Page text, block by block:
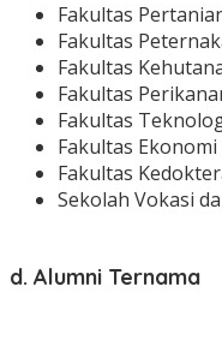
Fakultas
Fakultas
Fakultas
Fakultas
Fakultas
Fakultas
Fakultas
Sekolah Vokasi
d. Alumni Ternama